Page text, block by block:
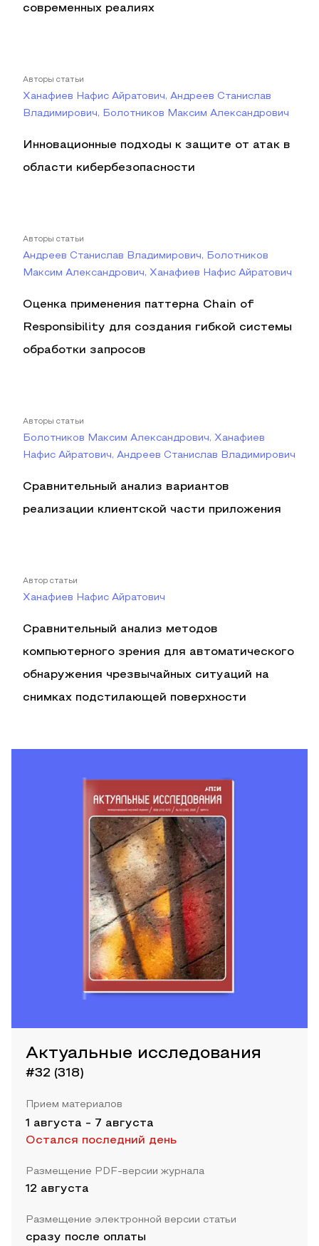
современных реалиях
Авторы статьи
Ханафиев Нафис Айратович, Андреев Станислав
Владимирович, Болотников Максим Александрович
Инновационные подходы к защите от атак в
области кибербезопасности
Авторы статьи
Андреев Станислав Владимирович, Болотников
Максим Александрович, Ханафиев Нафис Айратович
Оценка применения паттерна Chain of
Responsibility для создания гибкой системы
обработки запросов
Авторы статьи
Болотников Максим Александрович, Ханафиев
Нафис Айратович, Андреев Станислав Владимирович
Сравнительный анализ вариантов
реализации клиентской части приложения
Автор статьи
Ханафиев Нафис Айратович
Сравнительный анализ методов
компьютерного зрения для автоматического
обнаружения чрезвычайных ситуаций на
снимках подстилающей поверхности
Актуальные исследования
#32 (318)
Прием материалов
1 августа - 7 августа
Остался последний день
Размещение PDF-версии журнала
12 августа
Размещение электронной версии статьи
сразу после оплаты